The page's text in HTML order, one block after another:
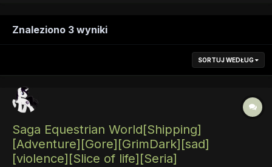
Znaleziono 3 wyniki
SORTUJ WEDŁUG
Saga Equestrian World[Shipping]
[Adventure][Gore][GrimDark][sad]
[violence][Slice of life][Seria]